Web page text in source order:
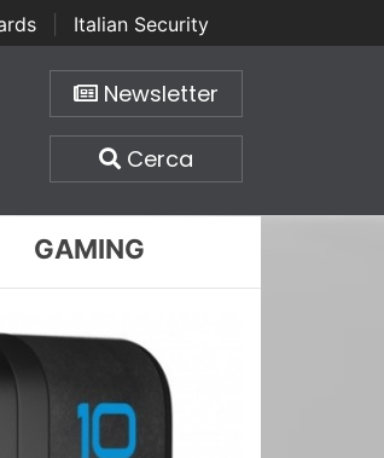
Italian Security
Newsletter
Cerca
GAMING